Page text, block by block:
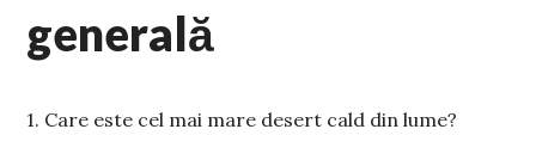
generală
1. Care este cel mai mare desert cald din lume?